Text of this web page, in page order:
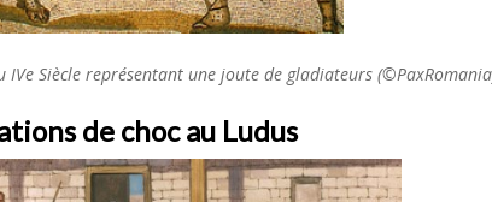
Siècle représentant une joute de gladiateurs
de choc au Ludus